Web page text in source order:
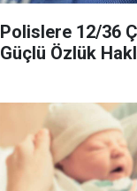
Polislere 12/36
Güçlü Özlük